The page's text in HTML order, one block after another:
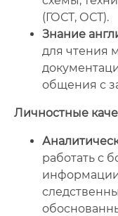
(ГОСТ, ОСТ).
Знание
для чтения
общения с
Личностные
работать с